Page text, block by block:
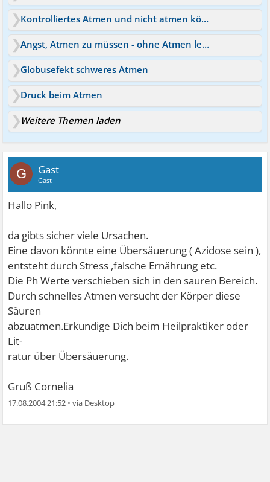
Kontrolliertes Atmen und nicht atmen können nachts
Angst, Atmen zu müssen - ohne Atmen leben
Globusefekt schweres Atmen
Druck beim Atmen
Weitere Themen laden
G Gast
Gast
Hallo Pink,
da gibts sicher viele Ursachen.
Eine davon könnte eine Übersäuerung ( Azidose sein ),
entsteht durch Stress ,falsche Ernährung etc.
Die Ph Werte verschieben sich in den sauren Bereich.
Durch schnelles Atmen versucht der Körper diese
Säuren
abzuatmen.Erkundige Dich beim Heilpraktiker oder
Lit-
ratur über Übersäuerung.
Gruß Cornelia
17.08.2004 21:52 •